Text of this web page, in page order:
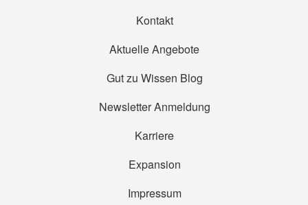
Kontakt
Aktuelle Angebote
Gut zu Wissen Blog
Newsletter Anmeldung
Karriere
Expansion
Impressum